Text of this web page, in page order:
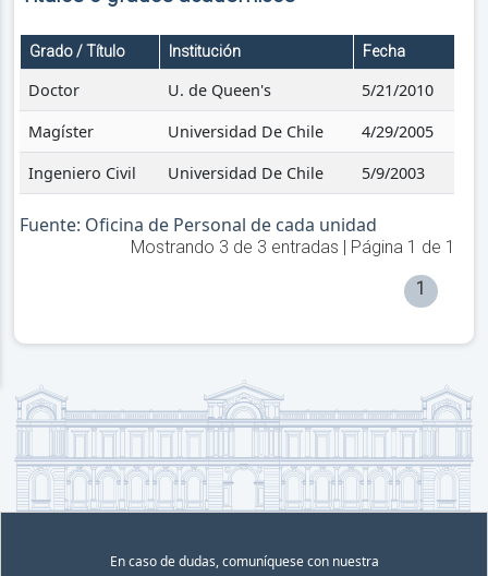
Grado / Título Institución Fecha
Doctor U. de Queen's
5/21/2010
Magíster
Universidad De Chile
4/29/2005
Ingeniero Civil
Universidad De Chile 5/9/2003
Fuente: Oficina de Personal de cada unidad
Mostrando 3 de 3 entradas | Página 1 de 1
1
En caso de dudas, comuníquese con nuestra